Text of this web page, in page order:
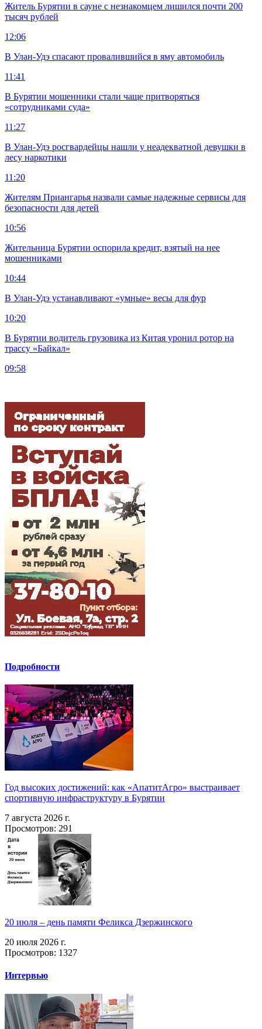
Житель Бурятии в сауне с незнакомцем лишился почти 200
тысяч рублей
12:06
В Улан-Удэ спасают провалившийся в яму автомобиль
11:41
В Бурятии мошенники стали чаще притворяться
«сотрудниками суда»
11:27
В Улан-Удэ росгвардейцы нашли у неадекватной девушки в
лесу наркотики
11:20
Жителям Приангарья назвали самые надежные сервисы для
безопасности для детей
10:56
Жительница Бурятии оспорила кредит, взятый на нее
мошенниками
10:44
В Улан-Удэ устанавливают «умные» весы для фур
10:20
В Бурятии водитель грузовика из Китая уронил ротор на
трассу «Байкал»
09:58
Подробности
Год высоких достижений: как «АпатитАгро» выстраивает
спортивную инфраструктуру в Бурятии
7 августа 2026 г.
Просмотров: 291
20 июля – день памяти Феликса Дзержинского
20 июля 2026 г.
Просмотров: 1327
Интервью